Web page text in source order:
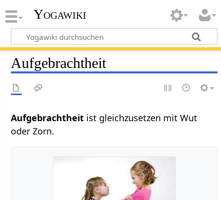
Yogawiki
Aufgebrachtheit
ist gleichzusetzen mit Wut
oder Zorn.